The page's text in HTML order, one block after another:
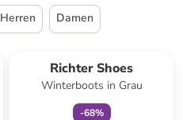
Herren Damen
Richter Shoes
Winterboots in Grau
-68%